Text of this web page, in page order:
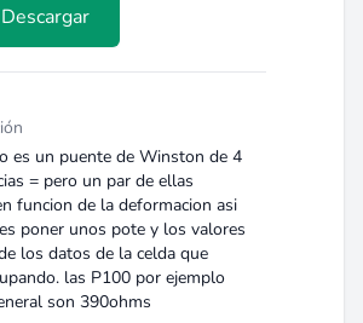
Descargar
es un puente de Winston de 4
= pero un par de ellas
funcion de la deformacion asi
poner unos pote y los valores
los datos de la celda que
las P100 por ejemplo
son 390ohms